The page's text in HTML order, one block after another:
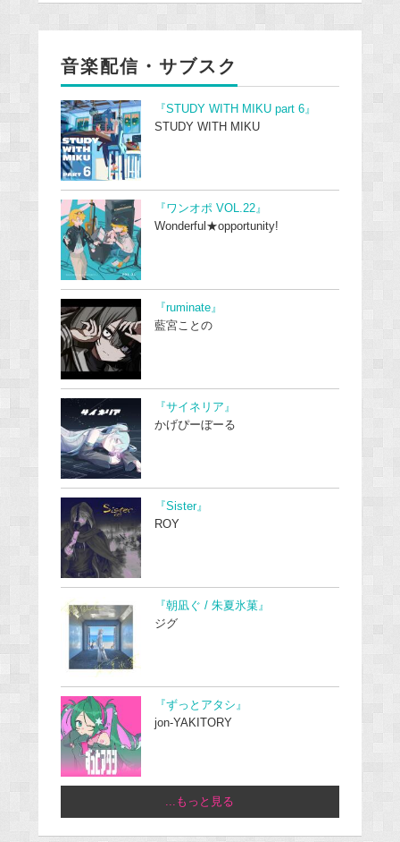
音楽配信・サブスク
『STUDY WITH MIKU part 6』
STUDY WITH MIKU
『ワンオポ VOL.22』
Wonderful★opportunity!
『ruminate』
藍宮ことの
『サイネリア』
かげぴーぼーる
『Sister』
ROY
『朝凪ぐ / 朱夏氷菓』
ジグ
『ずっとアタシ』
jon-YAKITORY
...もっと見る